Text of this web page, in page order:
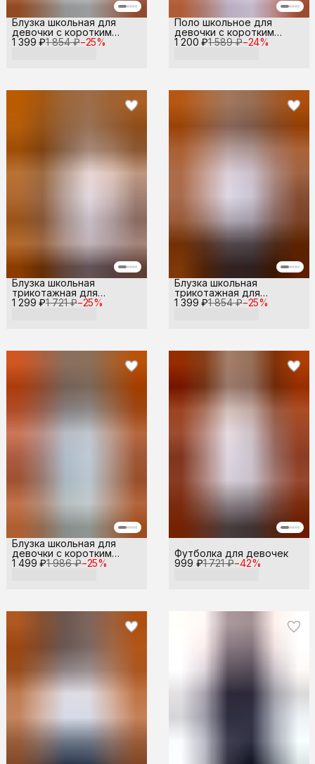
1 399 ₽1 854 ₽−25%
Блузка школьная для
девочки с коротким
рукавом
1 200 ₽1 589 ₽−24%
Поло школьное для
девочки с коротким
рукавом
1 299 ₽1 721 ₽−25%
Блузка школьная
трикотажная для
девочки
1 399 ₽1 854 ₽−25%
Блузка школьная
трикотажная для
девочки
1 499 ₽1 986 ₽−25%
Блузка школьная для
девочки с коротким
рукавом
999 ₽1 721 ₽−42%
Футболка для девочек